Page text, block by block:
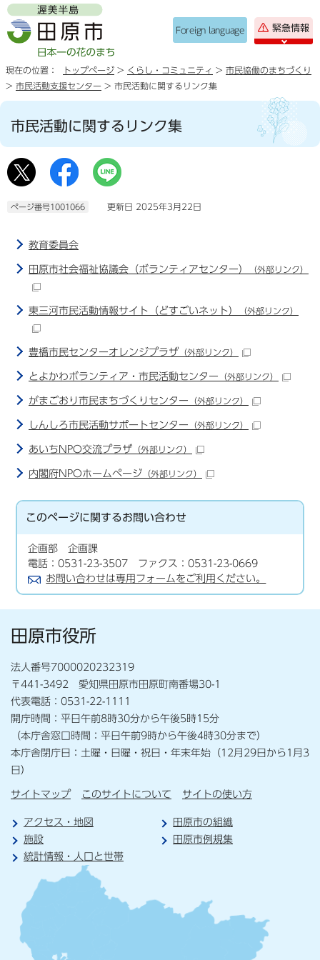
Foreign language 緊急情報
現在の位置： トップページ > くらし・コミュニティ > 市民協働のまちづくり
> 市民活動支援センター > 市民活動に関するリンク集
市民活動に関するリンク集
ページ番号1001066 更新日 2025年3月22日
教育委員会
田原市社会福祉協議会（ボランティアセンター） （外部リンク）
東三河市民活動情報サイト（どすごいネット） （外部リンク）
豊橋市民センターオレンジプラザ （外部リンク）
とよかわボランティア・市民活動センター （外部リンク）
がまごおり市民まちづくりセンター （外部リンク）
しんしろ市民活動サポートセンター （外部リンク）
あいちNPO交流プラザ （外部リンク）
内閣府NPOホームページ （外部リンク）
このページに関するお問い合わせ
企画部 企画課
電話：0531-23-3507 ファクス：0531-23-0669
お問い合わせは専用フォームをご利用ください。
田原市役所
法人番号7000020232319
〒441-3492 愛知県田原市田原町南番場30-1
代表電話：0531-22-1111
開庁時間：平日午前8時30分から午後5時15分
（本庁舎窓口時間：平日午前9時から午後4時30分まで）
本庁舎閉庁日：土曜・日曜・祝日・年末年始（12月29日から1月3
日）
サイトマップ このサイトについて サイトの使い方
アクセス・地図
田原市の組織
施設
田原市例規集
統計情報・人口と世帯